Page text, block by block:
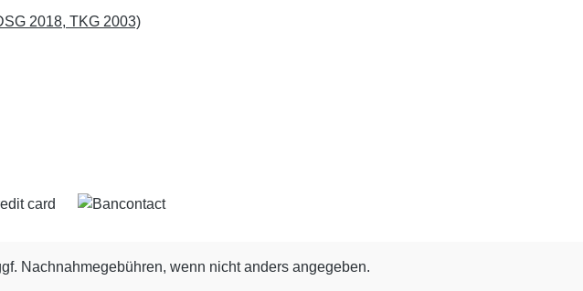
2018, TKG 2003)
Nachnahmegebühren, wenn nicht anders angegeben.